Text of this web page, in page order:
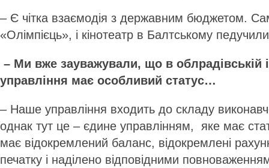
– Є чітка взаємодія з державним бюджетом.
«Олімпієць», і кінотеатр в Балтському
– Ми вже зауважували, що в облрадівській
управління має особливий статус…
– Наше управління входить до складу
однак тут це – єдине управлінням, яке має
має відокремлений баланс, відокремлені
печатку і наділено відповідними